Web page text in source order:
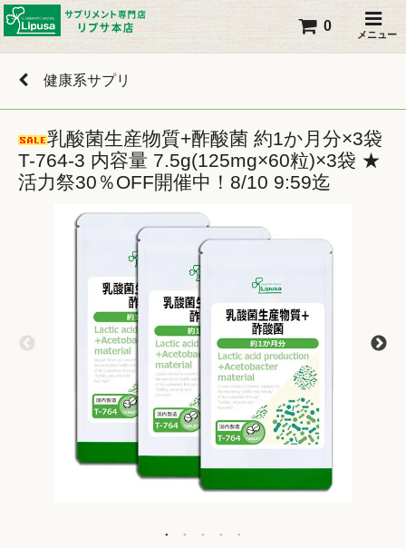
メニュー
0
健康系サプリ
乳酸菌生産物質+酢酸菌 約1か月分×3袋
T-764-3 内容量 7.5g(125mg×60粒)×3袋 ★
活力祭30％OFF開催中！8/10 9:59迄